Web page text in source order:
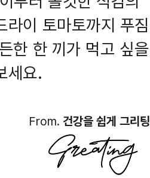
이 토마토까지 푸짐
한 한 끼가 먹고 싶을
세요.
From. 건강을 쉽게 그리팅